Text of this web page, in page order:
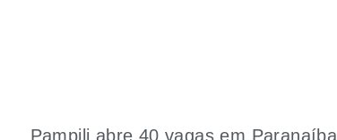
Pampili abre 40 vagas em Paranaíba